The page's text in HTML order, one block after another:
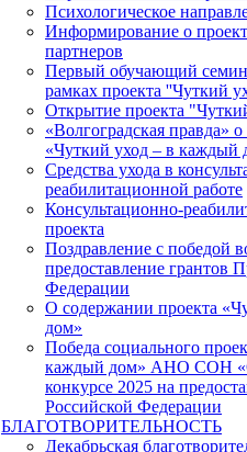
Психологическое
Информирование о
партнеров
Первый обучающий
рамках проекта ''Чуткий
Открытие проекта
«Волгоградская правда»
«Чуткий уход – в каждый
Средства ухода в
реабилитационной работе
Консультационно-
проекта
Поздравление с победой
предоставление грантов
Федерации
О содержании проекта
дом»
Победа социального
каждый дом» АНО СОН
конкурсе 2025 на
Российской Федерации
БЛАГОТВОРИТЕЛЬНОСТЬ
Декабрьская